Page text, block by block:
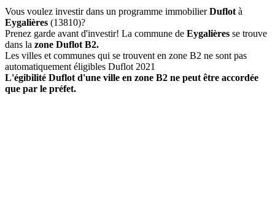
Vous voulez investir dans un programme immobilierDuflot à
Eygalières (13810)?
Prenez garde avant d'investir! La commune de Eygalières se trouve
dans la zone Duflot B2.
Les villes et communes qui se trouvent en zone B2 ne sont pas
automatiquement éligibles Duflot 2021
L'égibilité Duflot d'une ville en zone B2 ne peut être accordée
que par le préfet.